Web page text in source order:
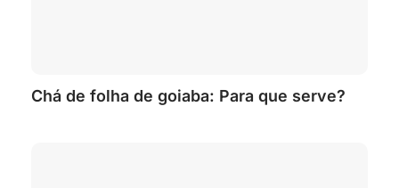
Chá de folha de goiaba: Para que serve?